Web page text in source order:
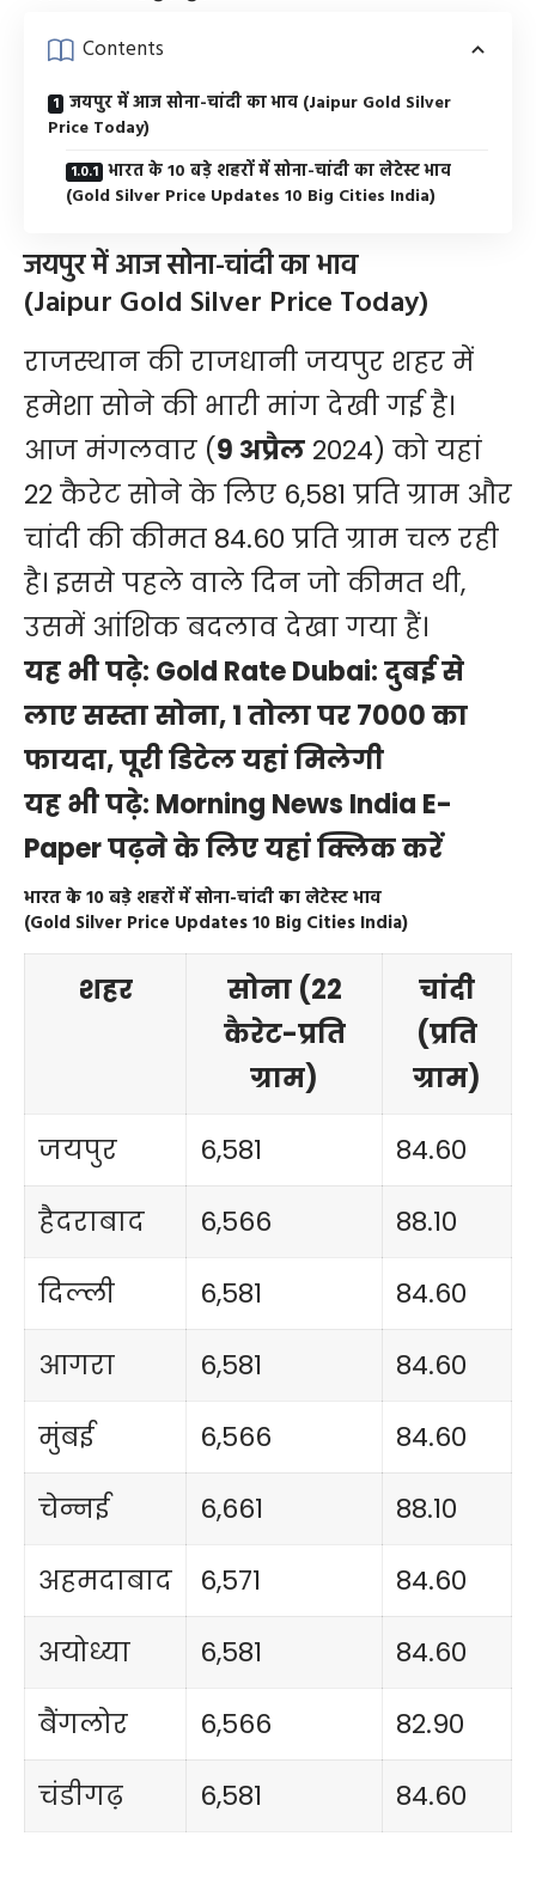
Contents
जयपुर में आज सोना-चांदी का भाव (Jaipur Gold Silver
Price Today)
भारत के 10 बड़े शहरों में सोना-चांदी का लेटेस्ट भाव
(Gold Silver Price Updates 10 Big Cities India)
जयपुर में आज सोना-चांदी का भाव
(Jaipur Gold Silver Price Today)
राजस्थान की राजधानी जयपुर शहर में
हमेशा सोने की भारी मांग देखी गई है।
आज मंगलवार (9 अप्रैल 2024) को यहां
22 कैरेट सोने के लिए 6,581 प्रति ग्राम और
चांदी की कीमत 84.60 प्रति ग्राम चल रही
है। इससे पहले वाले दिन जो कीमत थी,
उसमें आंशिक बदलाव देखा गया हैं।
यह भी पढ़े: Gold Rate Dubai: दुबई से
लाए सस्ता सोना, 1 तोला पर 7000 का
फायदा, पूरी डिटेल यहां मिलेगी
यह भी पढ़े: Morning News India E-
Paper पढ़ने के लिए यहां क्लिक करें
भारत के 10 बड़े शहरों में सोना-चांदी का लेटेस्ट भाव
(Gold Silver Price Updates 10 Big Cities India)
शहर
सोना (22
कैरेट-प्रति
ग्राम)
चांदी
(प्रति
ग्राम)
जयपुर
6,581
84.60
हैदराबाद
6,566
88.10
दिल्ली
6,581
84.60
आगरा
6,581
84.60
मुंबई
6,566
84.60
चेन्नई
6,661
88.10
अहमदाबाद
6,571
84.60
अयोध्या
6,581
84.60
बैंगलोर
6,566
82.90
चंडीगढ़
6,581 84.60